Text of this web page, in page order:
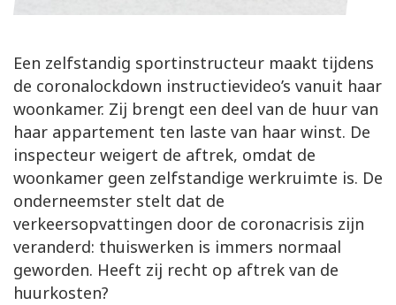
Een zelfstandig sportinstructeur maakt tijdens
de coronalockdown instructievideo’s vanuit haar
woonkamer. Zij brengt een deel van de huur van
haar appartement ten laste van haar winst. De
inspecteur weigert de aftrek, omdat de
woonkamer geen zelfstandige werkruimte is. De
onderneemster stelt dat de
verkeersopvattingen door de coronacrisis zijn
veranderd: thuiswerken is immers normaal
geworden. Heeft zij recht op aftrek van de
huurkosten?